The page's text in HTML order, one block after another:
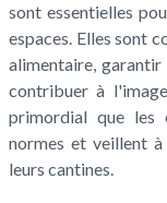
sont essentielles
espaces. Elles sont
alimentaire,
contribuer à
primordial que les
normes et veillent
leurs cantines.